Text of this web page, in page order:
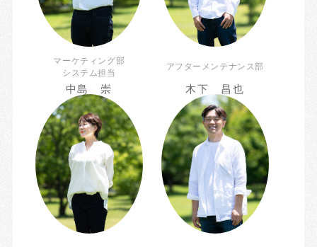
マーケティング部
システム担当
中島 崇
アフターメンテナンス部
木下 昌也